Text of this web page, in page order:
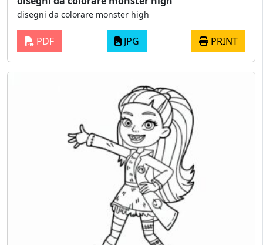
disegni da colorare monster high
PDF JPG PRINT